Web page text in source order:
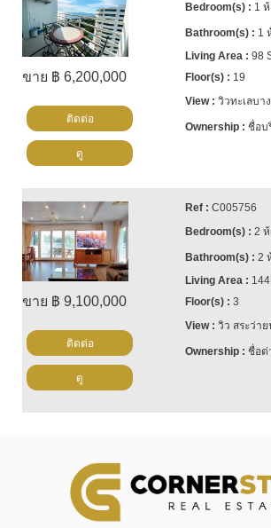
ขาย ฿ 6,200,000
1
1
98
19
วิวทะเลบา
ชื่อบ
ติดต่อ
ดู
ขาย ฿ 9,100,000
C005756
2
2
3
วิว สระว่าย
ชื่อต่
ติดต่อ
ดู